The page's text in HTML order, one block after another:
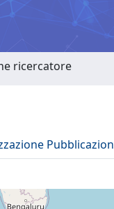
ricercatore